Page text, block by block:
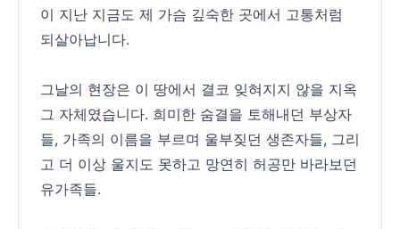
이 지난 지금도 제 가슴 깊숙한 곳에서 고통처럼
되살아납니다.
그날의 현장은 이 땅에서 결코 잊혀지지 않을 지옥
그 자체였습니다. 희미한 숨결을 토해내던 부상자
들, 가족의 이름을 부르며 울부짖던 생존자들, 그리
고 더 이상 울지도 못하고 망연히 허공만 바라보던
유가족들.